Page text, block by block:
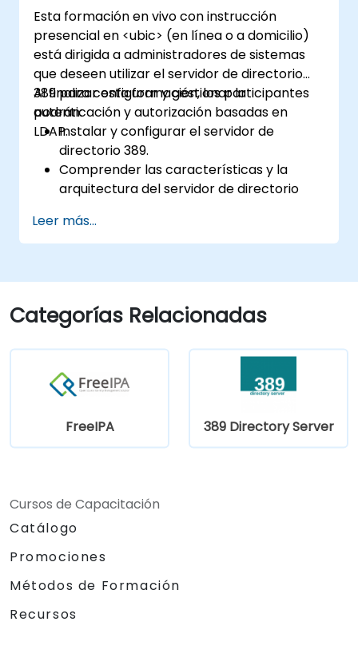
Esta formación en vivo con instrucción
presencial en <ubic> (en línea o a domicilio)
está dirigida a administradores de sistemas
que deseen utilizar el servidor de directorio
389 para configurar y gestionar la
autenticación y autorización basadas en
LDAP.
Al finalizar esta formación, los participantes
podrán:
Instalar y configurar el servidor de
directorio 389.
Comprender las características y la
arquitectura del servidor de directorio
Aprender a configurar el servidor de
directorio mediante la consola web y la
Configurar y monitorear la replicación
para garantizar alta disponibilidad y
equilibrio de carga.
SSSD para obtener un mejor rendimiento.
Integrar el servidor de directorio 389 con
Microsoft Active Directory.
Leer más...
Categorías Relacionadas
FreeIPA 389 Directory Server
Cursos de Capacitación
Catálogo
Promociones
Métodos de Formación
Recursos